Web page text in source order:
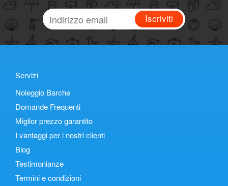
Iscriviti
Servizi
Noleggio Barche
Domande Frequenti
Miglior prezzo garantito
I vantaggi per i nostri clienti
Blog
Testimonianze
Termini e condizioni